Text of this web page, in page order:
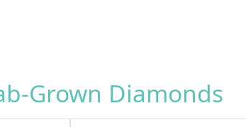
Grown Diamonds